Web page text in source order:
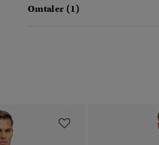
Omtaler (1)